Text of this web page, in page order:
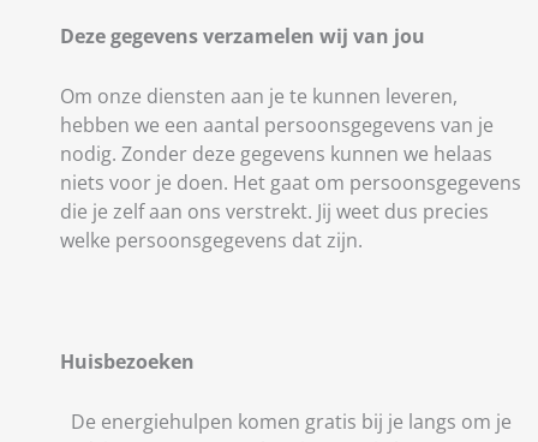
Deze gegevens verzamelen wij van jou
Om onze diensten aan je te kunnen leveren,
hebben we een aantal persoonsgegevens van je
nodig. Zonder deze gegevens kunnen we helaas
niets voor je doen. Het gaat om persoonsgegevens
die je zelf aan ons verstrekt. Jij weet dus precies
welke persoonsgegevens dat zijn.
Huisbezoeken
De energiehulpen komen gratis bij je langs om je